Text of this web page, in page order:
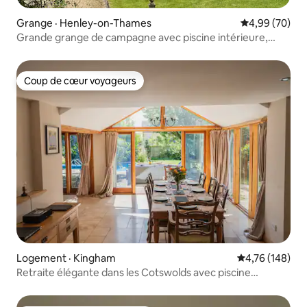
Grange · Henley-on-Thames Note
4,99 (70)
Grande grange de campagne avec piscine intérieure,
Coup de cœur voyageurs
Coup de cœur voyageurs
Logement · Kingham Note
4,76 (148)
Retraite élégante dans les Cotswolds avec piscine